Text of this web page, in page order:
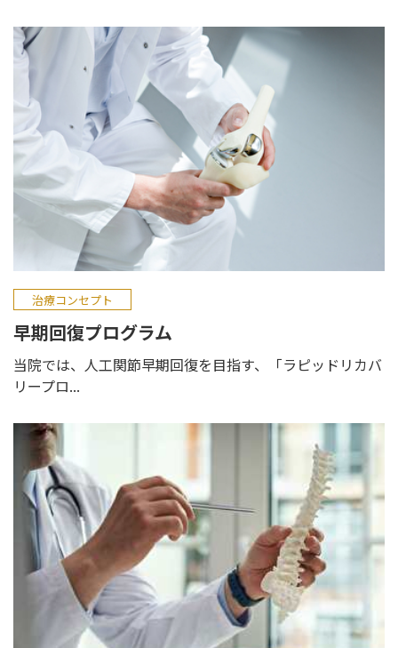
治療コンセプト
早期回復プログラム
当院では、人工関節早期回復を目指す、「ラピッドリカバ
リープロ...